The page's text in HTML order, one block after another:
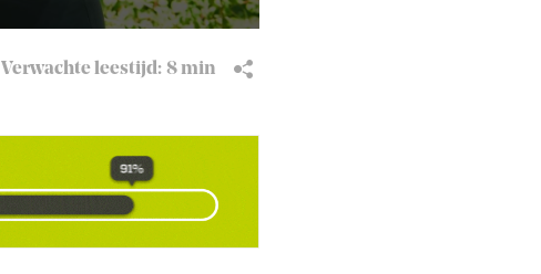
Verwachte leestijd: 8 min